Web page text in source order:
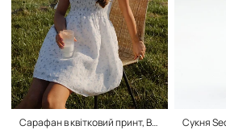
Сарафан в квітковий принт, Blue